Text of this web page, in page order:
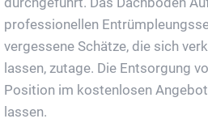
professionellen
vergessene Schätze, die sich
lassen, zutage. Die Entsorgung
Position im kostenlosen
lassen.